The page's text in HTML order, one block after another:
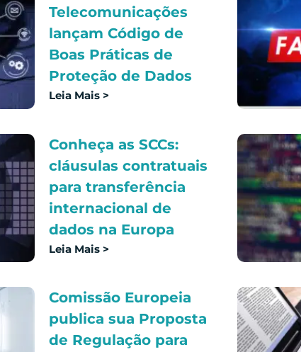
Telecomunicações
lançam Código de
Boas Práticas de
Proteção de Dados
Leia Mais >
Conheça as SCCs:
cláusulas contratuais
para transferência
internacional de
dados na Europa
Leia Mais >
Comissão Europeia
publica sua Proposta
de Regulação para